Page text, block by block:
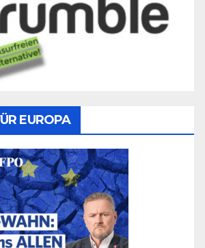
EUROPA